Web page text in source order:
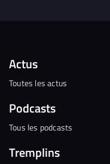
Actus
Toutes les actus
Podcasts
Tous les podcasts
Tremplins